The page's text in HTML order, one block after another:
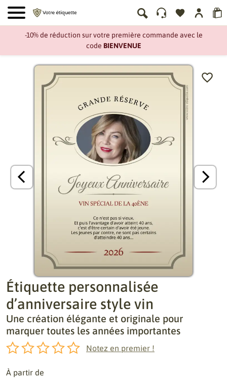
-10% de réduction sur votre première commande avec le
code BIENVENUE
Étiquette personnalisée
d’anniversaire style vin
Une création élégante et originale pour
marquer toutes les années importantes
Notez en premier !
À partir de